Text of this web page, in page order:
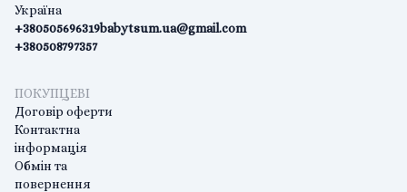
Україна
+380505696319
+380508797357
babytsum.ua@gmail.com
ПОКУПЦЕВІ
Договір оферти
Контактна
інформація
Обмін та
повернення